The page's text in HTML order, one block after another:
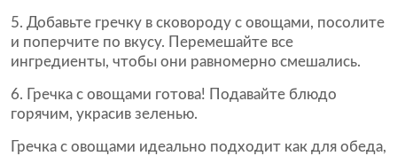
Добавьте гречку в сковороду с овощами, посолите
и поперчите по вкусу. Перемешайте все
ингредиенты, чтобы они равномерно смешались.
Гречка с овощами готова! Подавайте блюдо
горячим, украсив зеленью.
Гречка с овощами идеально подходит как для обеда,